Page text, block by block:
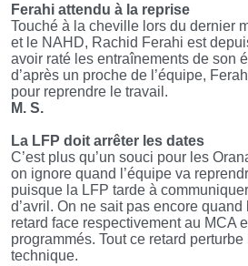
Ferahi attendu à la reprise
Touché à la cheville lors du dernier
et le NAHD, Rachid Ferahi est
avoir raté les entraînements de son
d’après un proche de l’équipe,
pour reprendre le travail.
M. S.
La LFP doit arrêter les dates
C’est plus qu’un souci pour les
on ignore quand l’équipe va
puisque la LFP tarde à
d’avril. On ne sait pas encore
retard face respectivement au MCA
programmés. Tout ce retard
technique.